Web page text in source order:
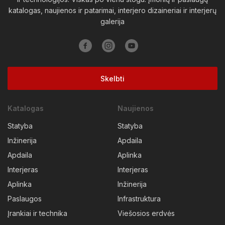
Trakų raj. Ukmergės raj. Utenos raj. Varėnos raj.
katalogas, naujienos ir patarimai, interjero dizaineriai ir interjerų
galerija
Skelbti
Katalogas
Statyba
Inžinerija
Apdaila
Interjeras
Aplinka
Paslaugos
Įrankiai ir technika
Naujienos
Statyba
Apdaila
Aplinka
Interjeras
Inžinerija
Infrastruktura
Viešosios erdvės